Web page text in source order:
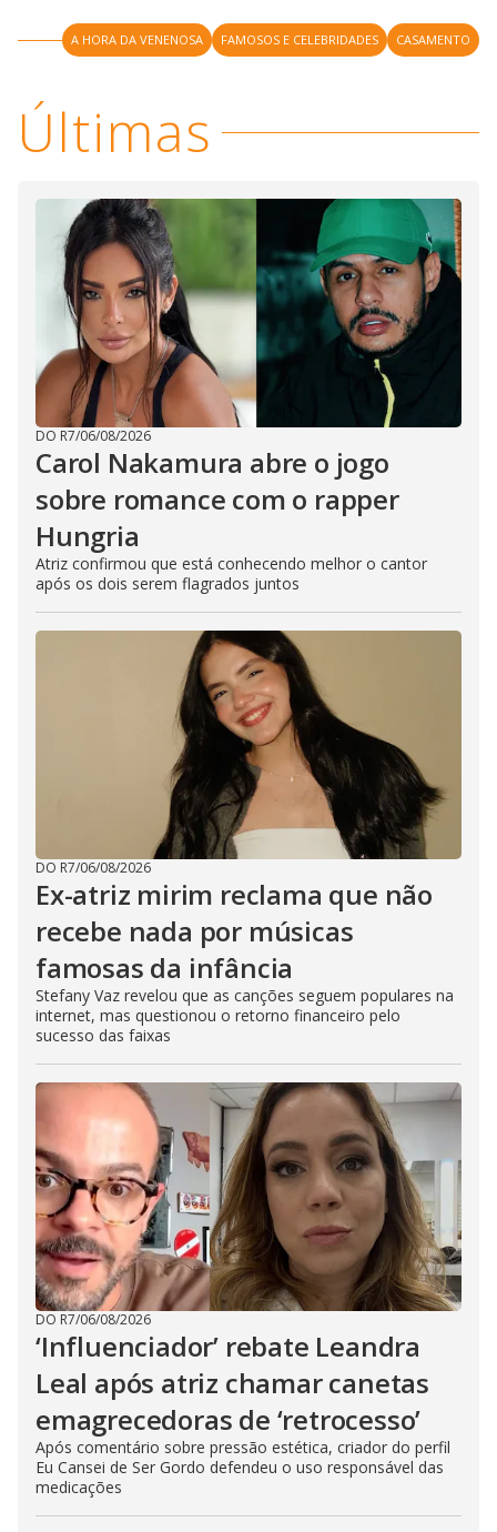
A HORA DA VENENOSA FAMOSOS E CELEBRIDADES CASAMENTO
Últimas
DO R7/06/08/2026
Carol Nakamura abre o jogo
sobre romance com o rapper
Hungria
Atriz confirmou que está conhecendo melhor o cantor
após os dois serem flagrados juntos
DO R7/06/08/2026
Ex-atriz mirim reclama que não
recebe nada por músicas
famosas da infância
Stefany Vaz revelou que as canções seguem populares na
internet, mas questionou o retorno financeiro pelo
sucesso das faixas
DO R7/06/08/2026
‘Influenciador’ rebate Leandra
Leal após atriz chamar canetas
emagrecedoras de ‘retrocesso’
Após comentário sobre pressão estética, criador do perfil
Eu Cansei de Ser Gordo defendeu o uso responsável das
medicações